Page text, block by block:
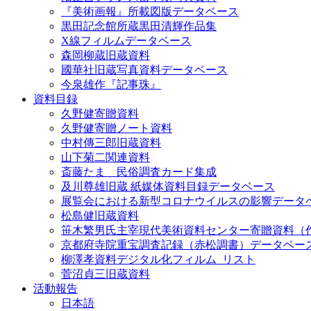
『美術画報』所載図版データベース
黒田記念館所蔵黒田清輝作品集
X線フィルムデータベース
森岡柳蔵旧蔵資料
國華社旧蔵写真資料データベース
今泉雄作『記事珠』
資料目録
久野健寄贈資料
久野健寄贈ノート資料
中村傳三郎旧蔵資料
山下菊二関連資料
斎藤たま 民俗調査カード集成
及川尊雄旧蔵 紙媒体資料目録データベース
展覧会における新型コロナウイルスの影響データ
松島健旧蔵資料
笹木繁男氏主宰現代美術資料センター寄贈資料（
京都府寺院重宝調査記録（赤松調書）データベー
柳澤孝資料デジタル化フィルム_リスト
菅沼貞三旧蔵資料
活動報告
日本語